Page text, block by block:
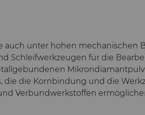
unter hohen mechanischen
Schleifwerkzeugen für die
die die Kornbindung und die
Verbundwerkstoffen